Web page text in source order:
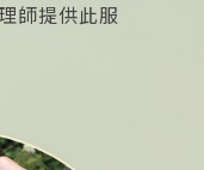
師提供此服